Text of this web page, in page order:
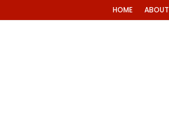
HOME ABOUT